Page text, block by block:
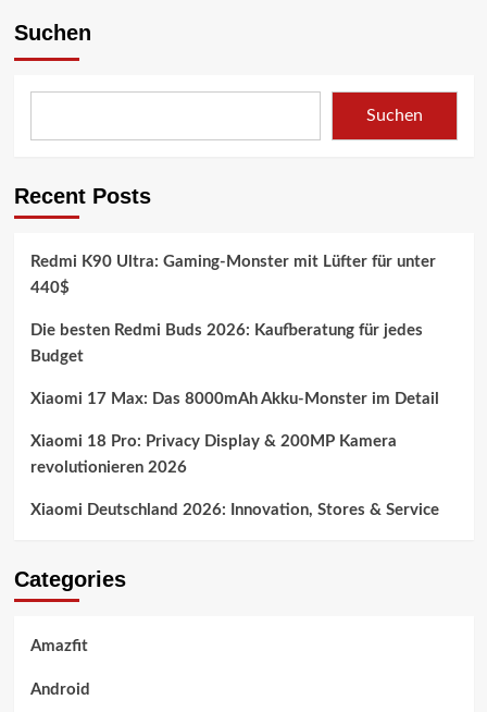
Suchen
Suchen
Recent Posts
Redmi K90 Ultra: Gaming-Monster mit Lüfter für unter
440$
Die besten Redmi Buds 2026: Kaufberatung für jedes
Budget
Xiaomi 17 Max: Das 8000mAh Akku-Monster im Detail
Xiaomi 18 Pro: Privacy Display & 200MP Kamera
revolutionieren 2026
Xiaomi Deutschland 2026: Innovation, Stores & Service
Categories
Amazfit
Android